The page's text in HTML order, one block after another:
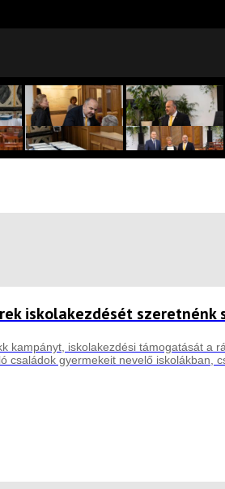
iskolakezdését szeretnénk
kampányt, iskolakezdési támogatását a
családok gyermekeit nevelő iskolákban,